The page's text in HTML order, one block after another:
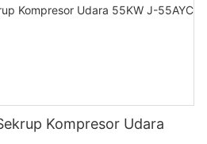
Kompresor Udara